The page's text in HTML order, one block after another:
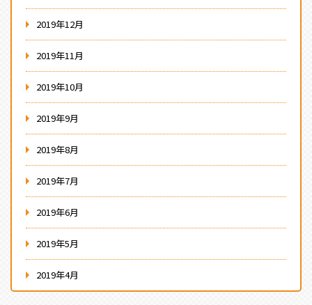
2019年12月
2019年11月
2019年10月
2019年9月
2019年8月
2019年7月
2019年6月
2019年5月
2019年4月